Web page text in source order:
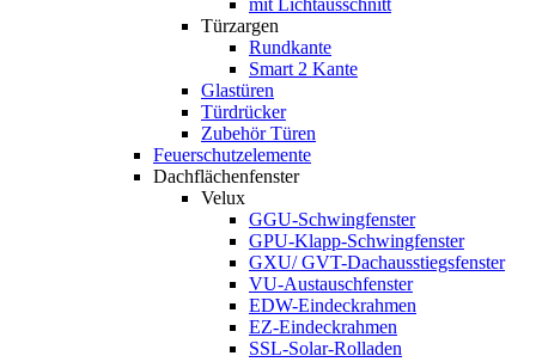
Türzargen
Rundkante
Smart 2 Kante
Glastüren
Türdrücker
Zubehör Türen
Feuerschutzelemente
Dachflächenfenster
Velux
GGU-Schwingfenster
GPU-Klapp-Schwingfenster
GXU/ GVT-Dachausstiegsfenster
VU-Austauschfenster
EDW-Eindeckrahmen
EZ-Eindeckrahmen
SSL-Solar-Rolladen